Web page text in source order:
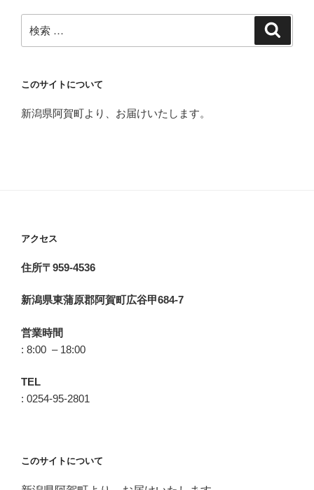
索:
このサイトについて
新潟県阿賀町より、お届けいたします。
アクセス
住所〒959-4536
新潟県東蒲原郡阿賀町広谷甲684-7
営業時間
: 8:00 – 18:00
TEL
: 0254-95-2801
このサイトについて